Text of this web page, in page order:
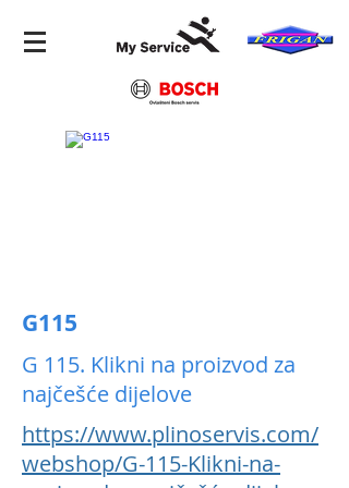
G115
G 115. Klikni na proizvod za
najčešće dijelove
https://www.plinoservis.com/
webshop/G-115-Klikni-na-